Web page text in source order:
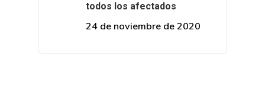
todos los afectados
24 de noviembre de 2020